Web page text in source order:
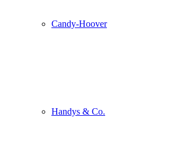
Candy-Hoover
Handys & Co.